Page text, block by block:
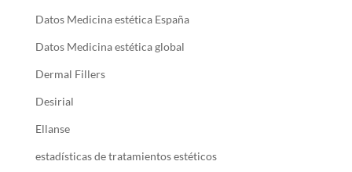
Datos Medicina estética España
Datos Medicina estética global
Dermal Fillers
Desirial
Ellanse
estadísticas de tratamientos estéticos